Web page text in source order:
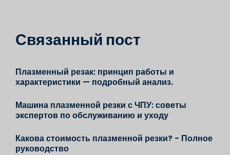
Связанный пост
Плазменный резак: принцип работы и
характеристики — подробный анализ.
Машина плазменной резки с ЧПУ: советы
экспертов по обслуживанию и уходу
Какова стоимость плазменной резки? - Полное
руководство